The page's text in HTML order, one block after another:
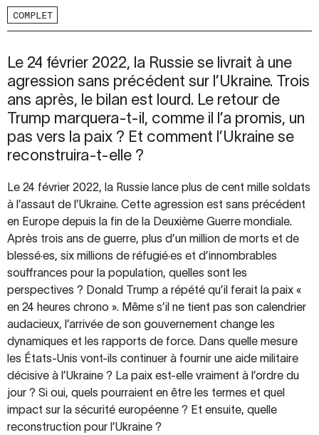
COMPLET
Le 24 février 2022, la Russie se livrait à une
agression sans précédent sur l’Ukraine. Trois
ans après, le bilan est lourd. Le retour de
Trump marquera-t-il, comme il l’a promis, un
pas vers la paix ? Et comment l’Ukraine se
reconstruira-t-elle ?
Le 24 février 2022, la Russie lance plus de cent mille soldats
à l’assaut de l’Ukraine. Cette agression est sans précédent
en Europe depuis la fin de la Deuxième Guerre mondiale.
Après trois ans de guerre, plus d’un million de morts et de
blessé·es, six millions de réfugié·es et d’innombrables
souffrances pour la population, quelles sont les
perspectives ? Donald Trump a répété qu’il ferait la paix «
en 24 heures chrono ». Même s’il ne tient pas son calendrier
audacieux, l’arrivée de son gouvernement change les
dynamiques et les rapports de force. Dans quelle mesure
les États-Unis vont-ils continuer à fournir une aide militaire
décisive à l’Ukraine ? La paix est-elle vraiment à l’ordre du
jour ? Si oui, quels pourraient en être les termes et quel
impact sur la sécurité européenne ? Et ensuite, quelle
reconstruction pour l’Ukraine ?